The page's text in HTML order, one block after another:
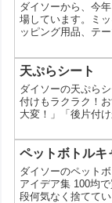
ダイソーから、今
場しています。ミ
ッピング用品、テ
ディズニーデザイ
る用の袋やシール
ガーランドやプレ
クターの雰囲気を
は...
天ぷらシート
ダイソーの天ぷら
付けもラクラク！
大変！」「後片付
にできる便利な天
なダイソーの天ぷ
かったと思えるア
群！厚手天ぷらシ
ペットボトルキ
ダイソーのペット
アイデア集 100均
段何気なく捨てて